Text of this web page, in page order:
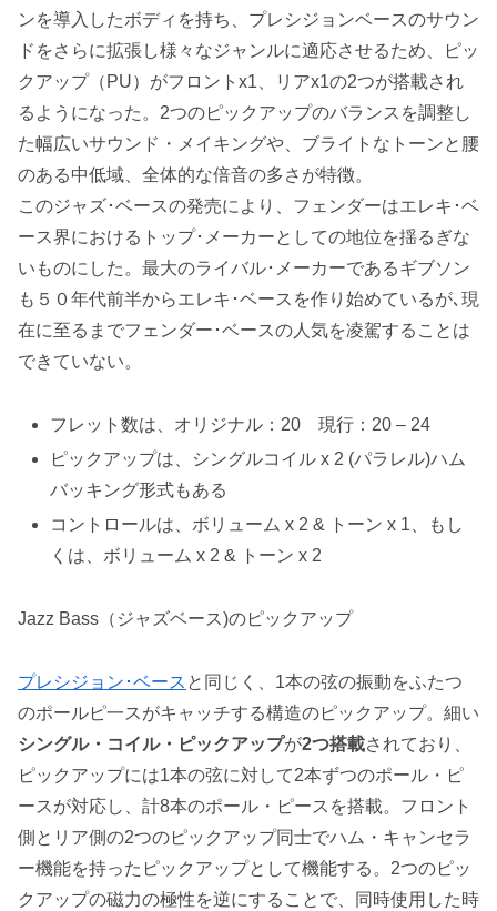
ンを導入したボディを持ち、プレシジョンベースのサウン
ドをさらに拡張し様々なジャンルに適応させるため、ピッ
クアップ（PU）がフロントx1、リアx1の2つが搭載され
るようになった。2つのピックアップのバランスを調整し
た幅広いサウンド・メイキングや、ブライトなトーンと腰
のある中低域、全体的な倍音の多さが特徴。
このジャズ･ベースの発売により、フェンダーはエレキ･ベ
ース界におけるトップ･メーカーとしての地位を揺るぎな
いものにした。最大のライバル･メーカーであるギブソン
も５０年代前半からエレキ･ベースを作り始めているが､現
在に至るまでフェンダー･ベースの人気を凌駕することは
できていない。
フレット数は、オリジナル：20 現行：20 – 24
ピックアップは、シングルコイル x 2 (パラレル)ハム
バッキング形式もある
コントロールは、ボリューム x 2 & トーン x 1、もし
くは、ボリューム x 2 & トーン x 2
Jazz Bass（ジャズベース)のピックアップ
プレシジョン･ベース と同じく、1本の弦の振動をふたつ
のポールピ一スがキャッチする構造のピックアップ。細い
シングル・コイル・ピックアップが2つ搭載されており、
ピックアップには1本の弦に対して2本ずつのポール・ピ
ースが対応し、計8本のポール・ピースを搭載。フロント
側とリア側の2つのピックアップ同士でハム・キャンセラ
ー機能を持ったピックアップとして機能する。2つのピッ
クアップの磁力の極性を逆にすることで、同時使用した時